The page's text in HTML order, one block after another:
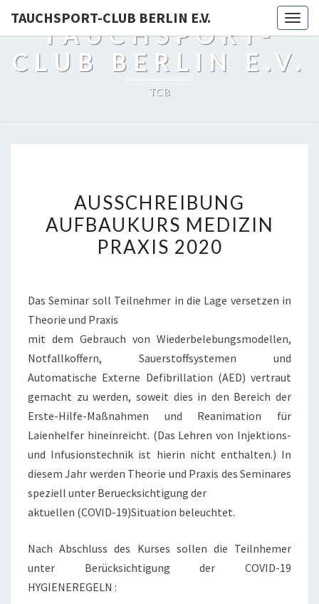
TAUCHSPORT-CLUB BERLIN E.V.
TAUCHSPORT-
CLUB BERLIN E.V.
TCB
AUFBAUKURS
MEDIZIN
PRAXIS
AUSSCHREIBUNG
AUFBAUKURS MEDIZIN
PRAXIS 2020
Das Seminar soll Teilnehmer in die Lage versetzen in
Theorie und Praxis
mit dem Gebrauch von Wiederbelebungsmodellen,
Notfallkoffern, Sauerstoffsystemen und
Automatische Externe Defibrillation (AED) vertraut
gemacht zu werden, soweit dies in den Bereich der
Erste-Hilfe-Maßnahmen und Reanimation für
Laienhelfer hineinreicht. (Das Lehren von Injektions-
und Infusionstechnik ist hierin nicht enthalten.) In
diesem Jahr werden Theorie und Praxis des Seminares
speziell unter Beruecksichtigung der
aktuellen (COVID-19)Situation beleuchtet.
Nach Abschluss des Kurses sollen die Teilnhemer
unter Berücksichtigung der COVID-19
HYGIENEREGELN :